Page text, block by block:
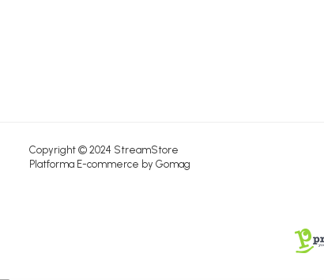
Copyright © 2024 StreamStore
Platforma E-commerce by Gomag